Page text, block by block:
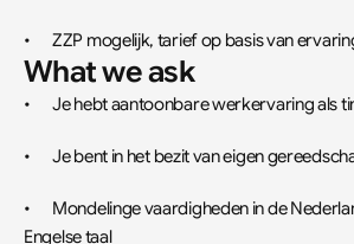
•	ZZP mogelijk, tarief op basis van
What we ask
•	Je hebt aantoonbare werkervaring als
•	Je bent in het bezit van eigen
•	Mondelinge vaardigheden in de Nederlandse, Duitse of
Engelse taal